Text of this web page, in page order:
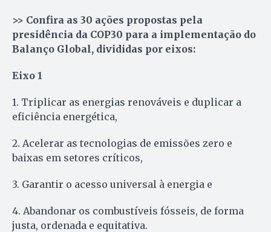
>> Confira as 30 ações propostas pela
presidência da COP30 para a implementação do
Balanço Global, divididas por eixos:
Eixo 1
1. Triplicar as energias renováveis e duplicar a
eficiência energética,
2. Acelerar as tecnologias de emissões zero e
baixas em setores críticos,
3. Garantir o acesso universal à energia e
4. Abandonar os combustíveis fósseis, de forma
justa, ordenada e equitativa.